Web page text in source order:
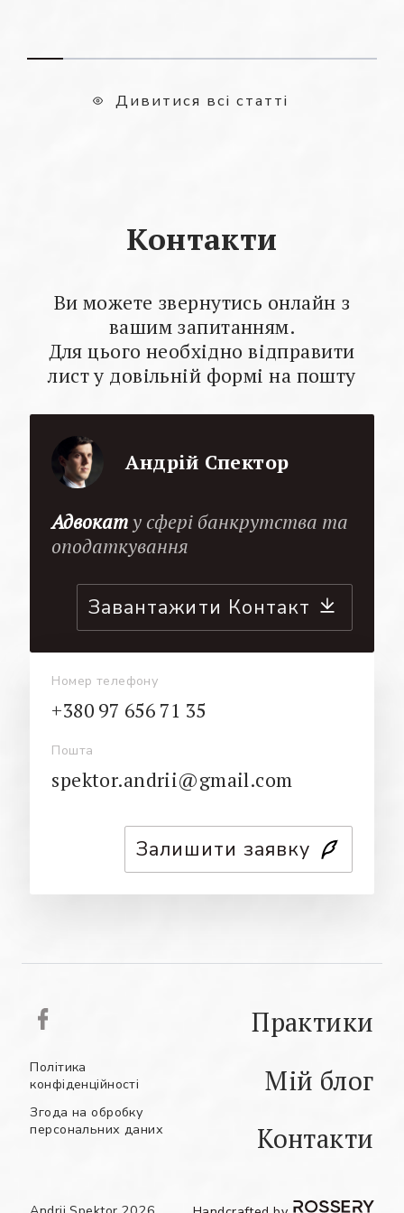
Дивитися всі статті
Контакти
Ви можете звернутись онлайн з
вашим запитанням.
Для цього необхідно відправити
лист у довільній формі на пошту
Андрій Спектор
Адвокату сфері банкрутства та
оподаткування
Завантажити Контакт
Номер телефону
+380 97 656 71 35
Пошта
spektor.andrii@gmail.com
Залишити заявку
Практики
Мій блог
Контакти
Політика
конфіденційності
Згода на обробку
персональних даних